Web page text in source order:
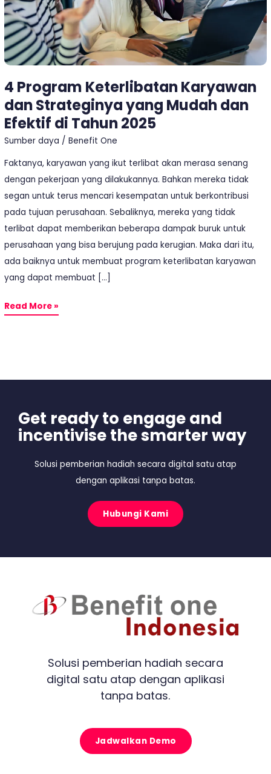
4 Program Keterlibatan Karyawan
dan Strateginya yang Mudah dan
Efektif di Tahun 2025
Sumber daya /Benefit One
Faktanya, karyawan yang ikut terlibat akan merasa senang
dengan pekerjaan yang dilakukannya. Bahkan mereka tidak
segan untuk terus mencari kesempatan untuk berkontribusi
pada tujuan perusahaan. Sebaliknya, mereka yang tidak
terlibat dapat memberikan beberapa dampak buruk untuk
perusahaan yang bisa berujung pada kerugian. Maka dari itu,
ada baiknya untuk membuat program keterlibatan karyawan
yang dapat membuat […]
Mudah
dan
Efektif
di
2025
Read More »
Get ready to engage and
incentivise the smarter way
Solusi pemberian hadiah secara digital satu atap
dengan aplikasi tanpa batas.
Hubungi Kami
Solusi pemberian hadiah secara
digital satu atap dengan aplikasi
tanpa batas.
Jadwalkan Demo